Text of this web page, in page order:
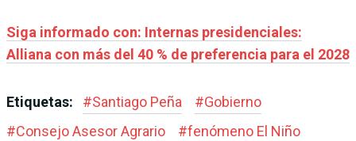
Siga informado con: Internas presidenciales:
Alliana con más del 40 % de preferencia para el 2028
Etiquetas: #Santiago Peña #Gobierno
#Consejo Asesor Agrario #fenómeno El Niño